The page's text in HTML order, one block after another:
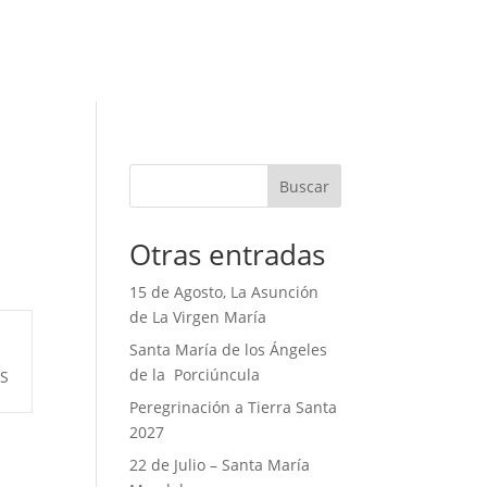
Buscar
Otras entradas
15 de Agosto, La Asunción
de La Virgen María
Santa María de los Ángeles
de la Porciúncula
Peregrinación a Tierra Santa
2027
22 de Julio – Santa María